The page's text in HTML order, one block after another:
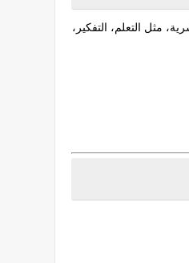
مثل التعلم، التفكير،